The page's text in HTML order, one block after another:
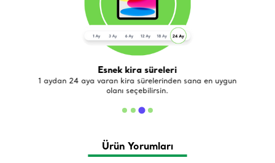
Esnek kira süreleri
1 aydan 24 aya varan kira sürelerinden sana en uygun
olanı seçebilirsin.
Ürün Yorumları